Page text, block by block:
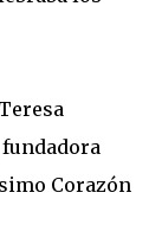
Corazón